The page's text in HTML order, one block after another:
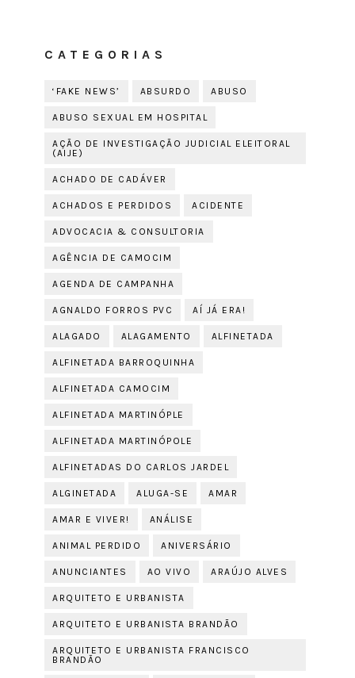
CATEGORIAS
‘FAKE NEWS’ ABSURDO ABUSO
ABUSO SEXUAL EM HOSPITAL
AÇÃO DE INVESTIGAÇÃO JUDICIAL ELEITORAL
(AIJE)
ACHADO DE CADÁVER
ACHADOS E PERDIDOS ACIDENTE
ADVOCACIA & CONSULTORIA
AGÊNCIA DE CAMOCIM
AGENDA DE CAMPANHA
AGNALDO FORROS PVC AÍ JÁ ERA!
ALAGADO ALAGAMENTO ALFINETADA
ALFINETADA BARROQUINHA
ALFINETADA CAMOCIM
ALFINETADA MARTINÓPLE
ALFINETADA MARTINÓPOLE
ALFINETADAS DO CARLOS JARDEL
ALGINETADA ALUGA-SE AMAR
AMAR E VIVER! ANÁLISE
ANIMAL PERDIDO ANIVERSÁRIO
ANUNCIANTES AO VIVO ARAÚJO ALVES
ARQUITETO E URBANISTA
ARQUITETO E URBANISTA BRANDÃO
ARQUITETO E URBANISTA FRANCISCO
BRANDÃO